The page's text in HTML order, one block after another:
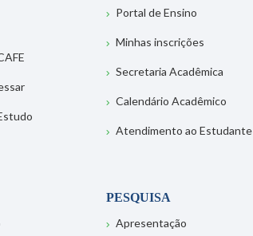
Portal de Ensino
Minhas inscrições
Secretaria Acadêmica
Calendário Acadêmico
Atendimento ao Estudante
PESQUISA
Apresentação